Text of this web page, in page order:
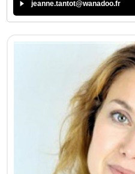
jeanne.tantot@wanadoo.fr